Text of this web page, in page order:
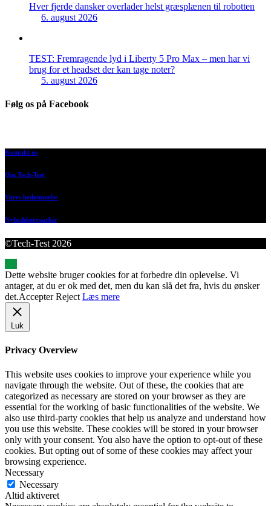
Hver fjerde dansker overlader helst græsplænen til robotten
6. august 2026
TEST: Fremragende lyd i Liberty 5 Pro Max – men har vi
brug for et headset der kan tage noter?
5. august 2026
Følg os på Facebook
Kontakt os
Om Tech-Test
Vores bedømmelse
Nyhedsbrevsarkiv
©Tech-Test 2026
Dette website bruger cookies for at forbedre din oplevelse. Vi
antager, at du er ok med det, men du kan slå det fra, hvis du ønsker
det.Accepter Reject Læs mere
Luk
Privacy Overview
This website uses cookies to improve your experience while you
navigate through the website. Out of these, the cookies that are
categorized as necessary are stored on your browser as they are
essential for the working of basic functionalities of the website. We
also use third-party cookies that help us analyze and understand how
you use this website. These cookies will be stored in your browser
only with your consent. You also have the option to opt-out of these
cookies. But opting out of some of these cookies may affect your
browsing experience.
Necessary
Necessary
Altid aktiveret